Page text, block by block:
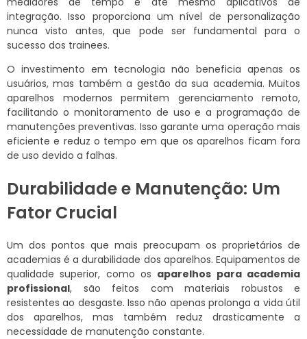
integração. Isso proporciona um nível de personalização
nunca visto antes, que pode ser fundamental para o
sucesso dos trainees.
O investimento em tecnologia não beneficia apenas os
usuários, mas também a gestão da sua academia. Muitos
aparelhos modernos permitem gerenciamento remoto,
facilitando o monitoramento de uso e a programação de
manutenções preventivas. Isso garante uma operação mais
eficiente e reduz o tempo em que os aparelhos ficam fora
de uso devido a falhas.
Durabilidade e Manutenção: Um
Fator Crucial
Um dos pontos que mais preocupam os proprietários de
academias é a durabilidade dos aparelhos. Equipamentos de
qualidade superior, como os aparelhos para academia
profissional, são feitos com materiais robustos e
resistentes ao desgaste. Isso não apenas prolonga a vida útil
dos aparelhos, mas também reduz drasticamente a
necessidade de manutenção constante.